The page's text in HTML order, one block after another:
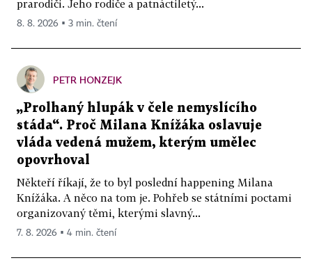
prarodiči. Jeho rodiče a patnáctiletý...
8. 8. 2026 ▪ 3 min. čtení
PETR HONZEJK
„Prolhaný hlupák v čele nemyslícího
stáda“. Proč Milana Knížáka oslavuje
vláda vedená mužem, kterým umělec
opovrhoval
Někteří říkají, že to byl poslední happening Milana
Knížáka. A něco na tom je. Pohřeb se státními poctami
organizovaný těmi, kterými slavný...
7. 8. 2026 ▪ 4 min. čtení